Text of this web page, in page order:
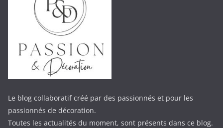
Le blog collaboratif créé par des passionnés et pour les
passionnés de décoration.
Toutes les actualités du moment, sont présents dans ce blog.